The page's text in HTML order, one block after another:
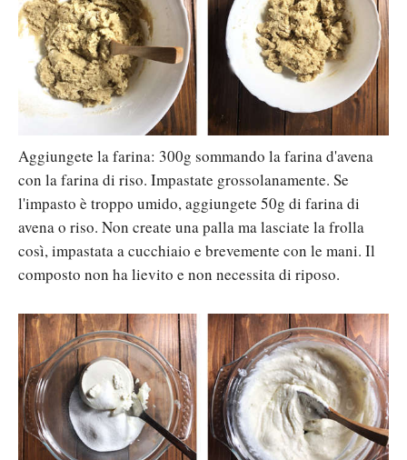
Aggiungete la farina: 300g sommando la farina d'avena
con la farina di riso. Impastate grossolanamente. Se
l'impasto è troppo umido, aggiungete 50g di farina di
avena o riso. Non create una palla ma lasciate la frolla
così, impastata a cucchiaio e brevemente con le mani. Il
composto non ha lievito e non necessita di riposo.